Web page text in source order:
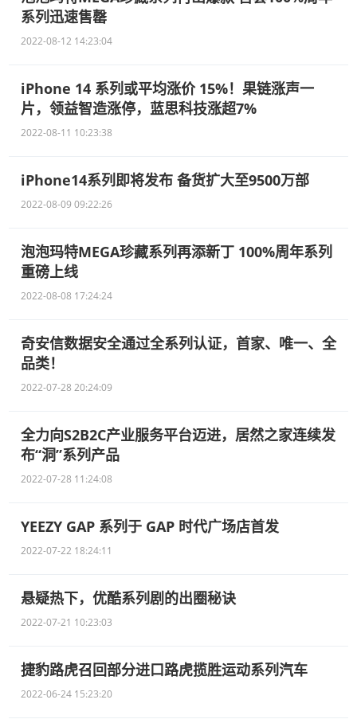
系列迅速售罄
2022-08-12 14:23:04
iPhone 14 系列或平均涨价 15%！果链涨声一
片，领益智造涨停，蓝思科技涨超7%
2022-08-11 10:23:38
iPhone14系列即将发布 备货扩大至9500万部
2022-08-09 09:22:26
泡泡玛特MEGA珍藏系列再添新丁 100%周年系列
重磅上线
2022-08-08 17:24:24
奇安信数据安全通过全系列认证，首家、唯一、全
品类！
2022-07-28 20:24:09
全力向S2B2C产业服务平台迈进，居然之家连续发
布“洞”系列产品
2022-07-28 11:24:08
YEEZY GAP 系列于 GAP 时代广场店首发
2022-07-22 18:24:11
悬疑热下，优酷系列剧的出圈秘诀
2022-07-21 10:23:03
捷豹路虎召回部分进口路虎揽胜运动系列汽车
2022-06-24 15:23:20